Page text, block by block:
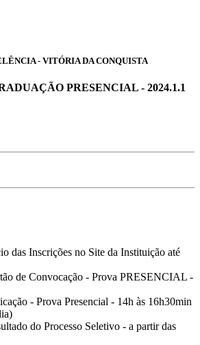
- VITÓRIA DA CONQUISTA
PRESENCIAL - 2024.1.1
das Inscrições no Site da Instituição até
de Convocação - Prova PRESENCIAL -
- Prova Presencial - 14h às 16h30min
do Processo Seletivo - a partir das